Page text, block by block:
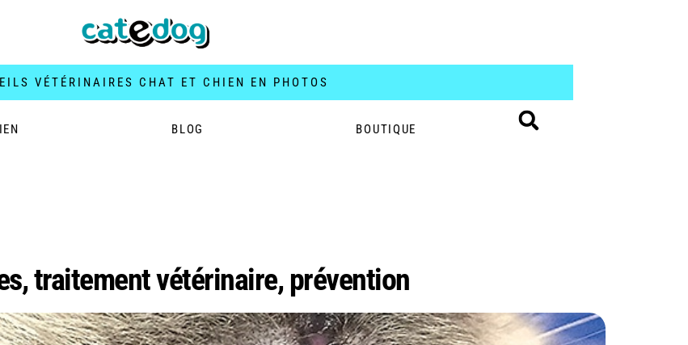
VÉTÉRINAIRES CHAT ET CHIEN EN PHOTOS
BLOG BOUTIQUE
traitement vétérinaire, prévention